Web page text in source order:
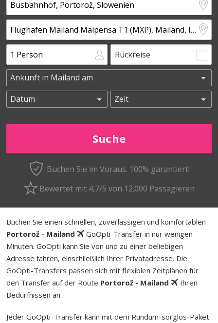
Rückreise
Buchen Sie im Voraus. 100% garantiert!
Bewertet mit 4,7/5 von 12.000 Passagieren
Buchen Sie einen schnellen, zuverlässigen und komfortablen
Portorož - Mailand
GoOpti-Transfer in nur wenigen
Minuten. GoOpti kann Sie von und zu einer beliebigen
Adresse fahren, einschließlich Ihrer Privatadresse. Die
GoOpti-Transfers passen sich mit flexiblen Zeitplänen für
den Transfer auf der Route Portorož - Mailand
Ihren
Bedürfnissen an.
Jeder GoOpti-Transfer kann mit dem Rund­um-sorg­los-Pa­ket